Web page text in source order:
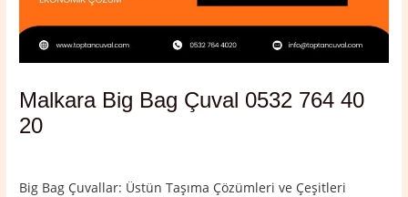
Malkara Big Bag Çuval 0532 764 40
20
Big Bag Çuvallar: Üstün Taşıma Çözümleri ve Çeşitleri